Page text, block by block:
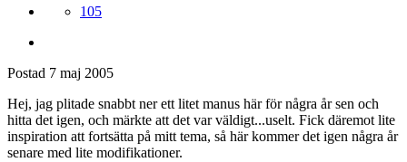
105
Postad 7 maj 2005
Hej, jag plitade snabbt ner ett litet manus här för några år sen och
hitta det igen, och märkte att det var väldigt...uselt. Fick däremot lite
inspiration att fortsätta på mitt tema, så här kommer det igen några år
senare med lite modifikationer.